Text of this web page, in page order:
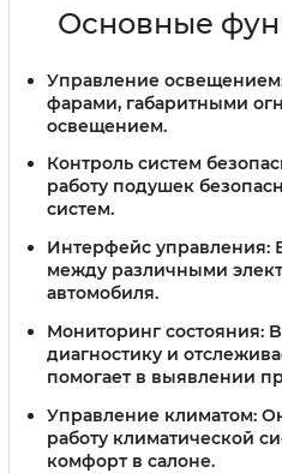
Основные
Управление
фарами, габаритными
освещением.
Контроль систем
работу подушек
систем.
Интерфейс управления:
между различными
автомобиля.
Мониторинг состояния:
диагностику и
помогает в выявлении
Управление климатом:
работу климатической
комфорт в салоне.